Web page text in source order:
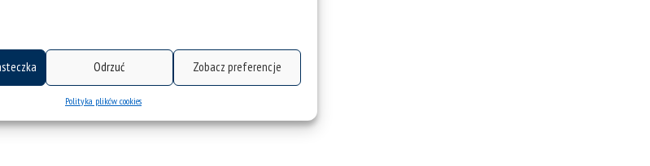
Odrzuć Zobacz preferencje
Polityka plików cookies